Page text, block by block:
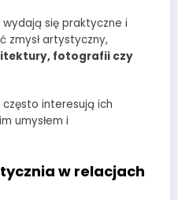
wydają się praktyczne i
zmysł artystyczny,
fotografii czy
często interesują ich
umysłem i
w relacjach